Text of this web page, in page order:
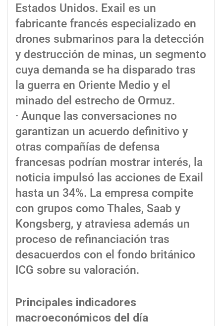
Estados Unidos. Exail es un
fabricante francés especializado en
drones submarinos para la detección
y destrucción de minas, un segmento
cuya demanda se ha disparado tras
la guerra en Oriente Medio y el
minado del estrecho de Ormuz.
· Aunque las conversaciones no
garantizan un acuerdo definitivo y
otras compañías de defensa
francesas podrían mostrar interés, la
noticia impulsó las acciones de Exail
hasta un 34%. La empresa compite
con grupos como Thales, Saab y
Kongsberg, y atraviesa además un
proceso de refinanciación tras
desacuerdos con el fondo británico
ICG sobre su valoración.
Principales indicadores
macroeconómicos del día